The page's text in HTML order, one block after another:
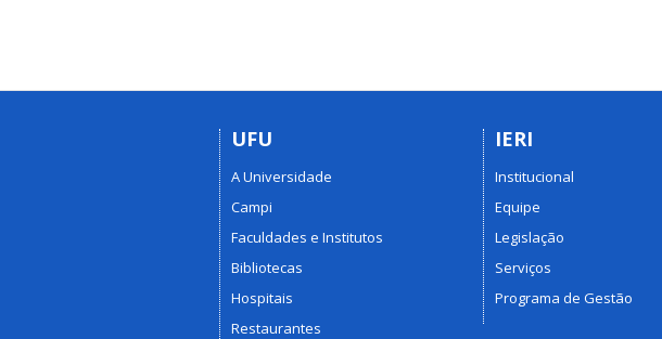
UFU
A Universidade
Campi
Faculdades e Institutos
Bibliotecas
Hospitais
Restaurantes
IERI
Institucional
Equipe
Legislação
Serviços
Programa de Gestão